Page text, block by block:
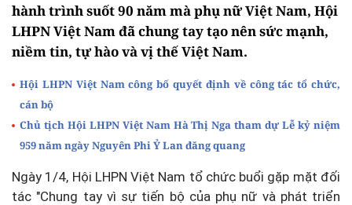
hành trình suốt 90 năm mà phụ nữ Việt Nam, Hội
LHPN Việt Nam đã chung tay tạo nên sức mạnh,
niềm tin, tự hào và vị thế Việt Nam.
Hội LHPN Việt Nam công bố quyết định về công tác tổ chức,
cán bộ
Chủ tịch Hội LHPN Việt Nam Hà Thị Nga tham dự Lễ kỷ niệm
959 năm ngày Nguyên Phi Ỷ Lan đăng quang
Ngày 1/4, Hội LHPN Việt Nam tổ chức buổi gặp mặt đối
tác "Chung tay vì sự tiến bộ của phụ nữ và phát triển